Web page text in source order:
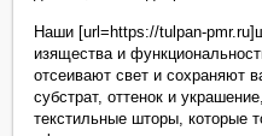
Наши [url=https://tulpan-
изящества и
отсеивают свет и сохраняют
субстрат, оттенок и
текстильные шторы, которые